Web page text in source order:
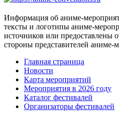
Информация об аниме-
тексты и логотипы аниме-
источников или предоставлены
стороны представителей аниме-
Главная страница
Новости
Карта мероприятий
Мероприятия в 2026 году
Каталог фестивалей
Организаторы фестивалей